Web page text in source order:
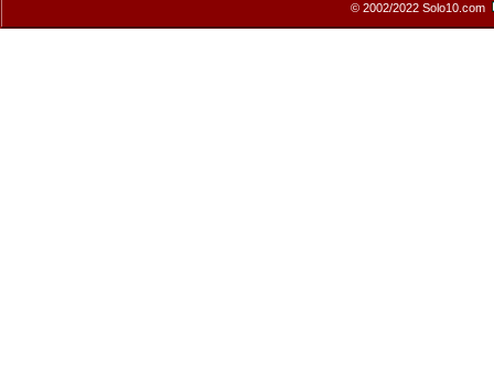
© 2002/2022 Solo10.com